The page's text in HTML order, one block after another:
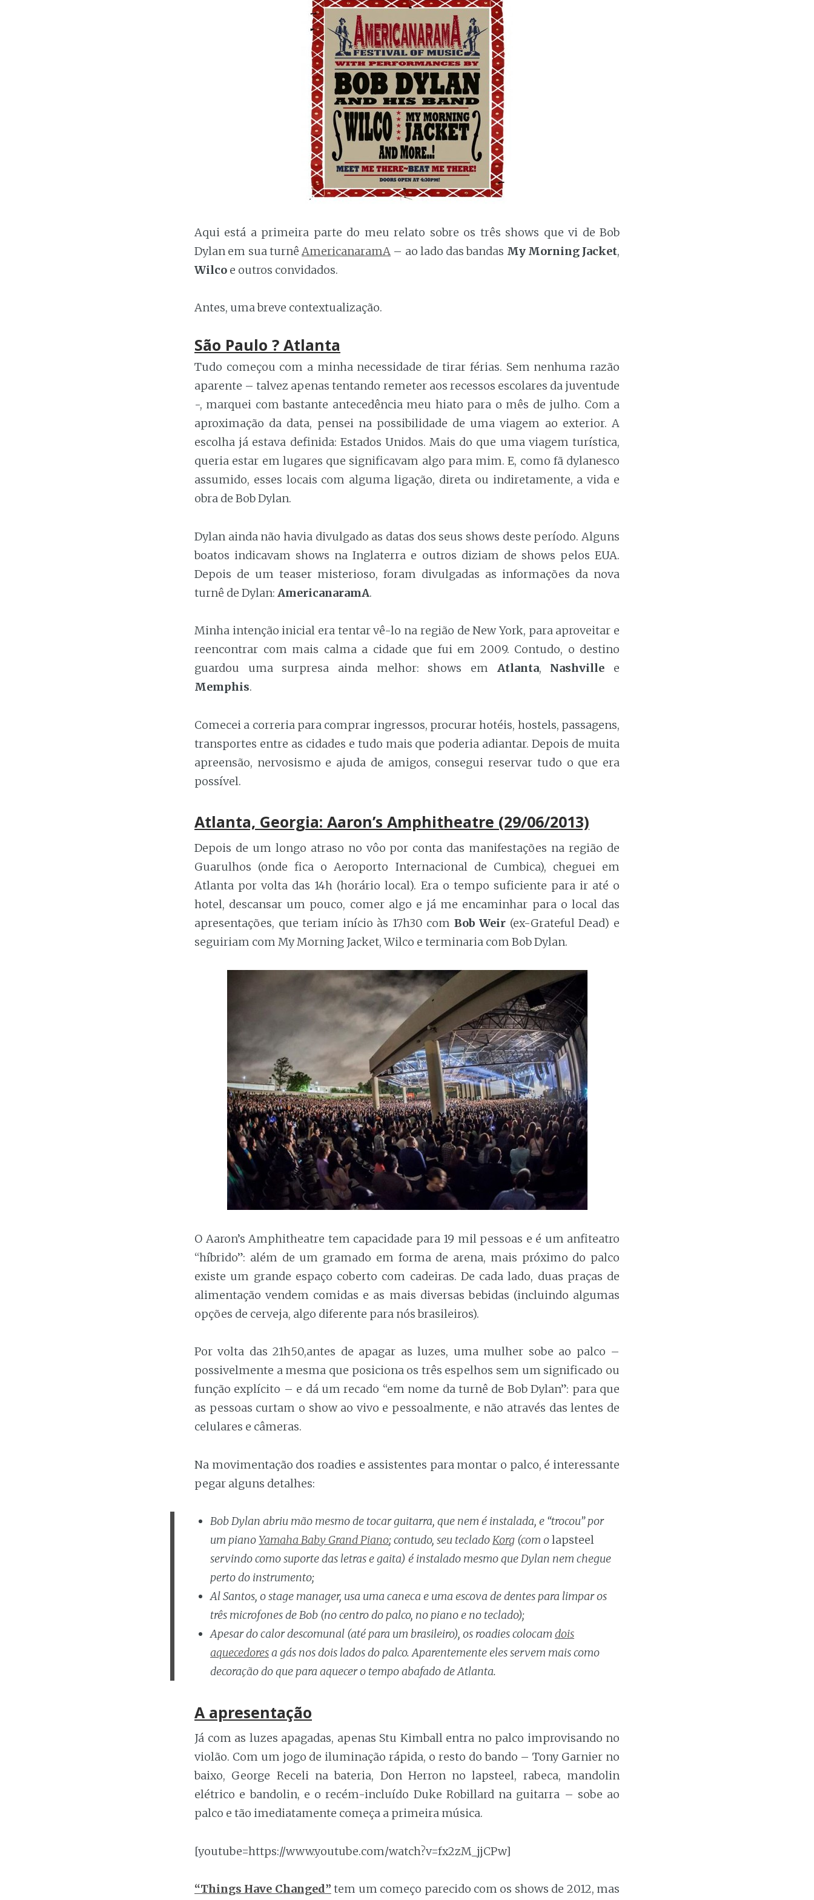
Aqui está a primeira parte do meu relato sobre os três shows que vi de Bob
Dylan em sua turnê AmericanaramA – ao lado das bandas My Morning Jacket,
Wilco e outros convidados.
Antes, uma breve contextualização.
São Paulo ? Atlanta
Tudo começou com a minha necessidade de tirar férias. Sem nenhuma razão
aparente – talvez apenas tentando remeter aos recessos escolares da juventude
-, marquei com bastante antecedência meu hiato para o mês de julho. Com a
aproximação da data, pensei na possibilidade de uma viagem ao exterior. A
escolha já estava definida: Estados Unidos. Mais do que uma viagem turística,
queria estar em lugares que significavam algo para mim. E, como fã dylanesco
assumido, esses locais com alguma ligação, direta ou indiretamente, a vida e
obra de Bob Dylan.
Dylan ainda não havia divulgado as datas dos seus shows deste período. Alguns
boatos indicavam shows na Inglaterra e outros diziam de shows pelos EUA.
Depois de um teaser misterioso, foram divulgadas as informações da nova
turnê de Dylan: AmericanaramA.
Minha intenção inicial era tentar vê-lo na região de New York, para aproveitar e
reencontrar com mais calma a cidade que fui em 2009. Contudo, o destino
guardou uma surpresa ainda melhor: shows em Atlanta, Nashville e
Memphis.
Comecei a correria para comprar ingressos, procurar hotéis, hostels, passagens,
transportes entre as cidades e tudo mais que poderia adiantar. Depois de muita
apreensão, nervosismo e ajuda de amigos, consegui reservar tudo o que era
possível.
Atlanta, Georgia: Aaron’s Amphitheatre (29/06/2013)
Depois de um longo atraso no vôo por conta das manifestações na região de
Guarulhos (onde fica o Aeroporto Internacional de Cumbica), cheguei em
Atlanta por volta das 14h (horário local). Era o tempo suficiente para ir até o
hotel, descansar um pouco, comer algo e já me encaminhar para o local das
apresentações, que teriam início às 17h30 com Bob Weir (ex-Grateful Dead) e
seguiriam com My Morning Jacket, Wilco e terminaria com Bob Dylan.
O Aaron’s Amphitheatre tem capacidade para 19 mil pessoas e é um anfiteatro
“híbrido”: além de um gramado em forma de arena, mais próximo do palco
existe um grande espaço coberto com cadeiras. De cada lado, duas praças de
alimentação vendem comidas e as mais diversas bebidas (incluindo algumas
opções de cerveja, algo diferente para nós brasileiros).
Por volta das 21h50,antes de apagar as luzes, uma mulher sobe ao palco –
possivelmente a mesma que posiciona os três espelhos sem um significado ou
função explícito – e dá um recado “em nome da turnê de Bob Dylan”: para que
as pessoas curtam o show ao vivo e pessoalmente, e não através das lentes de
celulares e câmeras.
Na movimentação dos roadies e assistentes para montar o palco, é interessante
pegar alguns detalhes:
Bob Dylan abriu mão mesmo de tocar guitarra, que nem é instalada, e “trocou” por
um pianoYamaha Baby Grand Piano; contudo, seu tecladoKorg (com olapsteel
servindo como suporte das letras e gaita) é instalado mesmo que Dylan nem chegue
perto do instrumento;
Al Santos, o stage manager, usa uma caneca e uma escova de dentes para limpar os
três microfones de Bob (no centro do palco, no piano e no teclado);
Apesar do calor descomunal (até para um brasileiro), os roadies colocamdois
aquecedoresa gás nos dois lados do palco. Aparentemente eles servem mais como
decoração do que para aquecer o tempo abafado de Atlanta.
A apresentação
Já com as luzes apagadas, apenas Stu Kimball entra no palco improvisando no
violão. Com um jogo de iluminação rápida, o resto do bando – Tony Garnier no
baixo, George Receli na bateria, Don Herron no lapsteel, rabeca, mandolin
elétrico e bandolin, e o recém-incluído Duke Robillard na guitarra – sobe ao
palco e tão imediatamente começa a primeira música.
[youtube=https://www.youtube.com/watch?v=fx2zM_jjCPw]
“Things Have Changed” tem um começo parecido com os shows de 2012, mas